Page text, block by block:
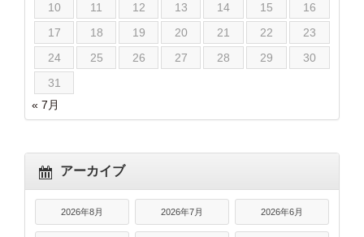
10
11 12 13 14 15
16
17
18 19 20 21 22
23
24
25 26 27 28 29
30
31
« 7月
アーカイブ
2026年8月 2026年7月 2026年6月